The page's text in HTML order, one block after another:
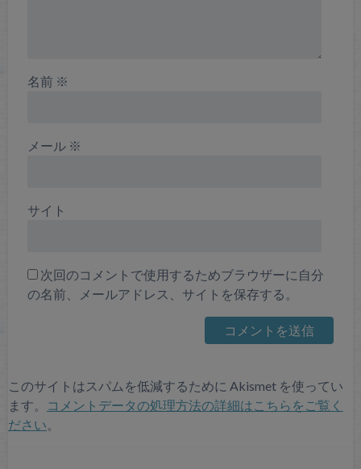
名前 ※
メール ※
サイト
次回のコメントで使用するためブラウザーに自分
の名前、メールアドレス、サイトを保存する。
このサイトはスパムを低減するために Akismet を使ってい
ます。
コメントデータの処理方法の詳細はこちらをご覧く
ださい。